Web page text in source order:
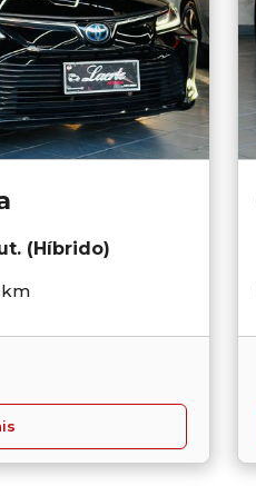
(Híbrido)
km